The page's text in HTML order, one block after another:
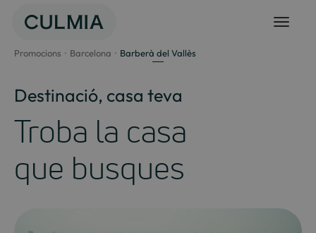
Promocions Barcelona Barberà del Vallès
Destinació, casa teva
Troba la casa
que busques